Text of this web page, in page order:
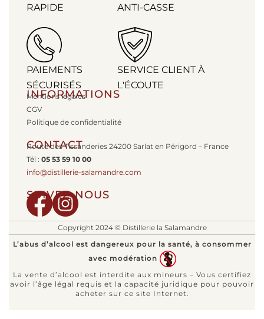
RAPIDE
ANTI-CASSE
PAIEMENTS
SÉCURISÉS
SERVICE CLIENT À
L'ÉCOUTE
INFORMATIONS
Mentions légales
CGV
Politique de confidentialité
CONTACT
Route des Tissanderies 24200 Sarlat en Périgord – France
Tél : 05 53 59 10 00
info@distillerie-salamandre.com
SUIVEZ-NOUS
Copyright 2024 © Distillerie la Salamandre
L’abus d’alcool est dangereux pour la santé, à consommer
avec modération
La vente d’alcool est interdite aux mineurs – Vous certifiez
avoir l’âge légal requis et la capacité juridique pour pouvoir
acheter sur ce site Internet.